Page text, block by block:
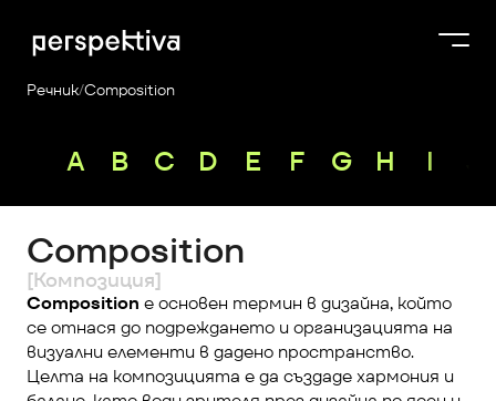
Продукти
За нас
Perspektiva Plus
Речник/Composition
A B C D E F G H I
Composition
[Композиция]
Composition е основен термин в дизайна, който
се отнася до подреждането и организацията на
визуални елементи в дадено пространство.
Целта на композицията е да създаде хармония и